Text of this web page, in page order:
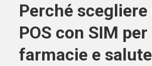
Perché scegliere
POS con SIM per
farmacie e